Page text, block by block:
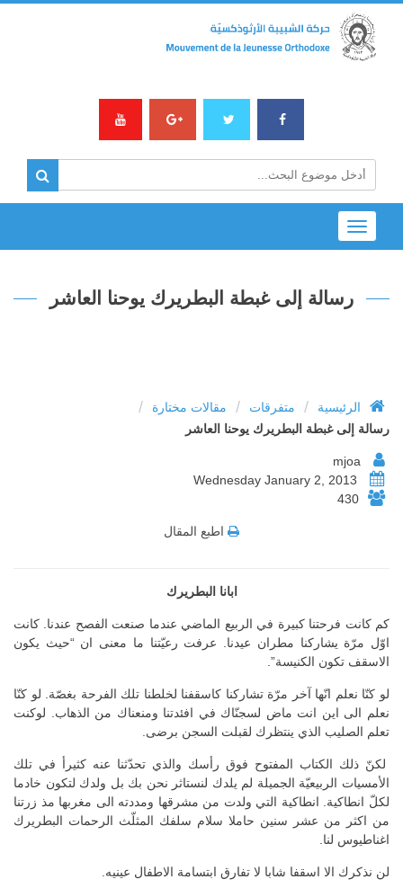
Toggle
navigation
رسالة إلى غبطة البطريرك يوحنا العاشر
الرئيسية / متفرقات / مقالات مختارة /
رسالة إلى غبطة البطريرك يوحنا العاشر
430
اطبع المقال
ابانا البطريرك
كم كانت فرحتنا كبيرة في الربيع الماضي عندما صنعت الفصح عندنا. كانت
اوّل مرّة يشاركنا مطران عيدنا. عرفت رعيّتنا ما معنى ان “حيث يكون
الاسقف تكون الكنيسة”.
لو كنّا نعلم انّها آخر مرّة تشاركنا كاسقفنا لخلطنا تلك الفرحة بغصّة. لو كنّا
نعلم الى اين انت ماض لسجنّاك في افئدتنا ومنعناك من الذهاب. لوكنت
تعلم الصليب الذي ينتظرك لقبلت السجن برضى.
لكنّ ذلك الكتاب المفتوح فوق رأسك والذي تحدّثنا عنه كثيرأ في تلك
الأمسيات الربيعيّة الجميلة لم يلدك لنستاثر نحن بك بل ولدك لتكون خادما
لكلّ انطاكية. انطاكية التي ولدت من مشرقها ومددته الى مغربها مذ زرتنا
من اكثر من عشر سنين حاملا سلام سلفك المثلّث الرحمات البطريرك
اغناطيوس لنا.
لن نذكرك الا اسقفا شابا لا تفارق ابتسامة الاطفال عينيه.